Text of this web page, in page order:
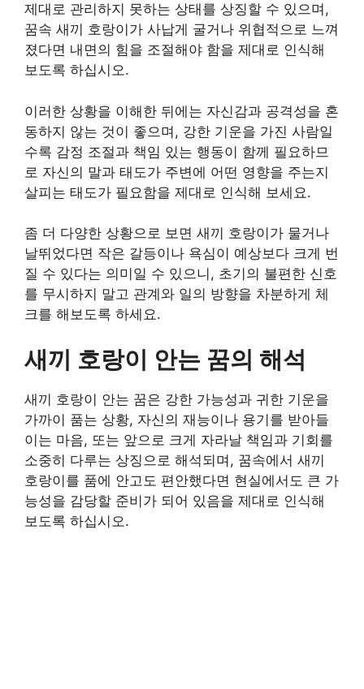
제대로 관리하지 못하는 상태를 상징할 수 있으며,
꿈속 새끼 호랑이가 사납게 굴거나 위협적으로 느껴
졌다면 내면의 힘을 조절해야 함을 제대로 인식해
보도록 하십시오.
이러한 상황을 이해한 뒤에는 자신감과 공격성을 혼
동하지 않는 것이 좋으며, 강한 기운을 가진 사람일
수록 감정 조절과 책임 있는 행동이 함께 필요하므
로 자신의 말과 태도가 주변에 어떤 영향을 주는지
살피는 태도가 필요함을 제대로 인식해 보세요.
좀 더 다양한 상황으로 보면 새끼 호랑이가 물거나
날뛰었다면 작은 갈등이나 욕심이 예상보다 크게 번
질 수 있다는 의미일 수 있으니, 초기의 불편한 신호
를 무시하지 말고 관계와 일의 방향을 차분하게 체
크를 해보도록 하세요.
새끼 호랑이 안는 꿈의 해석
새끼 호랑이 안는 꿈은 강한 가능성과 귀한 기운을
가까이 품는 상황, 자신의 재능이나 용기를 받아들
이는 마음, 또는 앞으로 크게 자라날 책임과 기회를
소중히 다루는 상징으로 해석되며, 꿈속에서 새끼
호랑이를 품에 안고도 편안했다면 현실에서도 큰 가
능성을 감당할 준비가 되어 있음을 제대로 인식해
보도록 하십시오.